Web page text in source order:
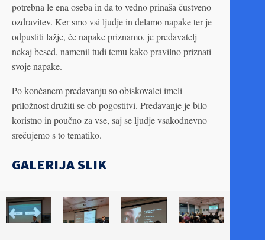
potrebna le ena oseba in da to vedno prinaša čustveno
ozdravitev. Ker smo vsi ljudje in delamo napake ter je
odpustiti lažje, če napake priznamo, je predavatelj
nekaj besed, namenil tudi temu kako pravilno priznati
svoje napake.
Po končanem predavanju so obiskovalci imeli
priložnost družiti se ob pogostitvi. Predavanje je bilo
koristno in poučno za vse, saj se ljudje vsakodnevno
srečujemo s to tematiko.
GALERIJA SLIK